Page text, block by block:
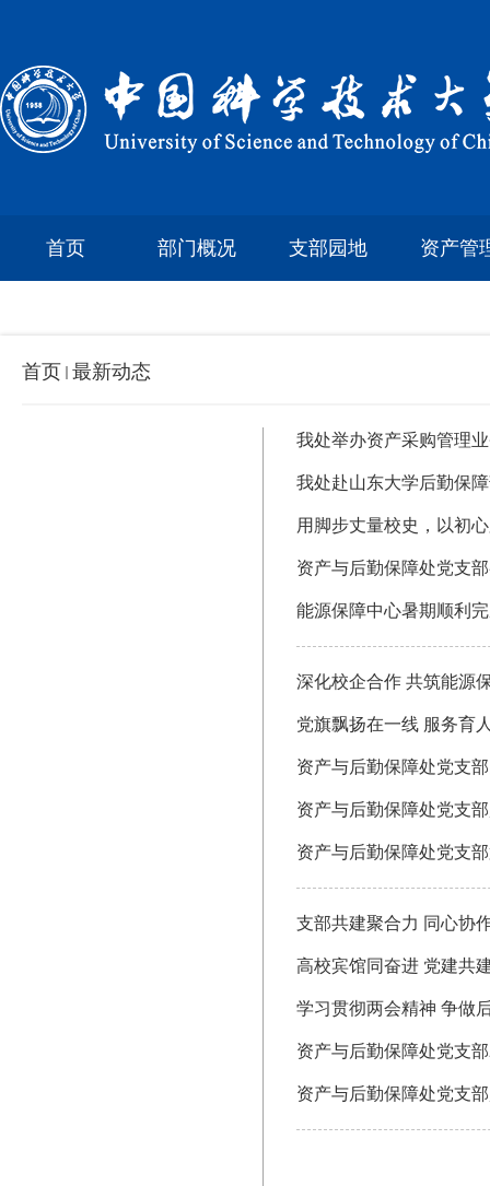
首页 部门概况 支部园地 资产管
首页 最新动态
我处举办资产采购管理
我处赴山东大学后勤保
用脚步丈量校史，以初
资产与后勤保障处党支
能源保障中心暑期顺利
深化校企合作 共筑能源
党旗飘扬在一线 服务育
资产与后勤保障处党支
资产与后勤保障处党支
资产与后勤保障处党支
支部共建聚合力 同心协
高校宾馆同奋进 党建共
学习贯彻两会精神 争做
资产与后勤保障处党支
资产与后勤保障处党支